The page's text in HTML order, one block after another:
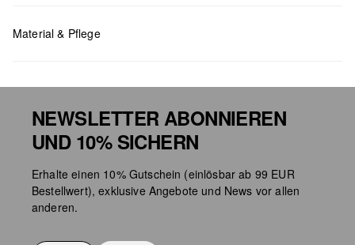
Material & Pflege
NEWSLETTER ABONNIEREN
UND 10% SICHERN
Erhalte einen 10% Gutschein (einlösbar ab 99 EUR
Bestellwert), exklusive Angebote und News vor allen
anderen.